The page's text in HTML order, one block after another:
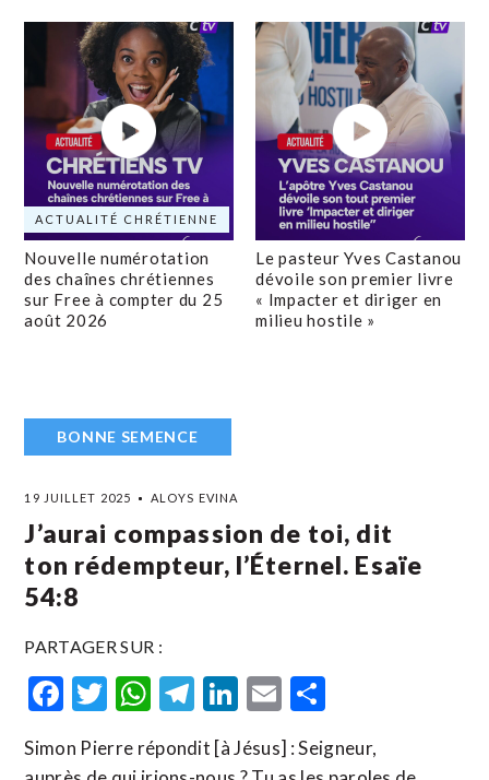
ACTUALITÉ CHRÉTIENNE
Nouvelle numérotation
des chaînes chrétiennes
sur Free à compter du 25
août 2026
Le pasteur Yves Castanou
dévoile son premier livre
« Impacter et diriger en
milieu hostile »
BONNE SEMENCE
19 JUILLET 2025 ALOYS EVINA
J’aurai compassion de toi, dit
ton rédempteur, l’Éternel. Esaïe
54:8
PARTAGER SUR :
Facebook
Twitter
WhatsApp
Telegram
LinkedIn
Email
Simon Pierre répondit [à Jésus] : Seigneur,